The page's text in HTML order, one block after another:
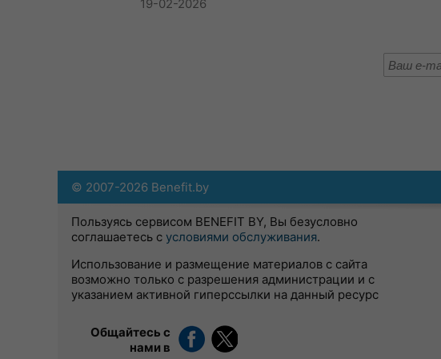
19-02-2026
© 2007-2026 Benefit.by
Пользуясь сервисом BENEFIT BY, Вы безусловно
соглашаетесь с условиями обслуживания.
Использование и размещение материалов с сайта
возможно только с разрешения администрации и с
указанием активной гиперссылки на данный ресурс
Общайтесь с
нами в